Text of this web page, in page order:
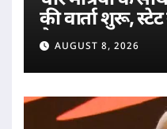
की वार्ता शुरू,
बैठक
AUGUST 8, 2026